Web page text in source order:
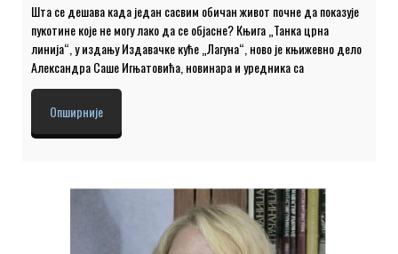
Шта се дешава када један сасвим обичан живот почне да показује
пукотине које не могу лако да се објасне? Књига „Танка црна
линија“, у издању Издавачке куће „Лагуна“, ново је књижевно дело
Александра Саше Игњатовића, новинара и уредника са
дугогодишњим искуством из области културе, медија и јавног
живота. „Танка црна линија“ је књига која се креће по ивици –
између стварног и могућег, између сећања и слутње, између
рационалног и онога што упорно измиче објашњењу. У средишту
живота. Управо ту, на граници између обичног […]
Опширније